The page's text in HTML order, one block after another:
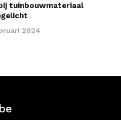
tuinbouwmateriaal
2024